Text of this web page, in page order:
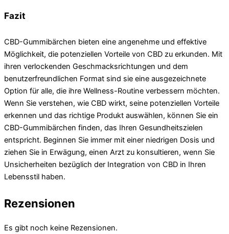
Fazit
CBD-Gummibärchen bieten eine angenehme und effektive
Möglichkeit, die potenziellen Vorteile von CBD zu erkunden. Mit
ihren verlockenden Geschmacksrichtungen und dem
benutzerfreundlichen Format sind sie eine ausgezeichnete
Option für alle, die ihre Wellness-Routine verbessern möchten.
Wenn Sie verstehen, wie CBD wirkt, seine potenziellen Vorteile
erkennen und das richtige Produkt auswählen, können Sie ein
CBD-Gummibärchen finden, das Ihren Gesundheitszielen
entspricht. Beginnen Sie immer mit einer niedrigen Dosis und
ziehen Sie in Erwägung, einen Arzt zu konsultieren, wenn Sie
Unsicherheiten bezüglich der Integration von CBD in Ihren
Lebensstil haben.
Rezensionen
Es gibt noch keine Rezensionen.